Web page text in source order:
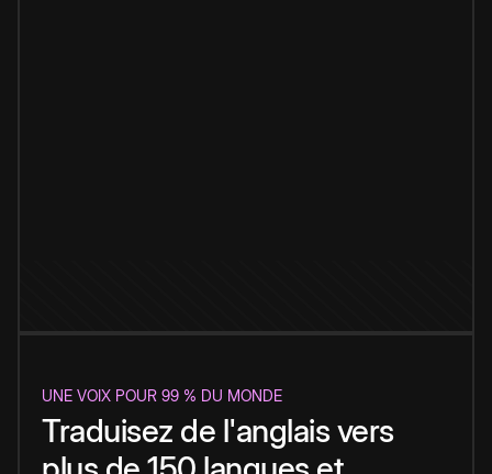
UNE VOIX POUR 99 % DU MONDE
Traduisez de l'anglais vers